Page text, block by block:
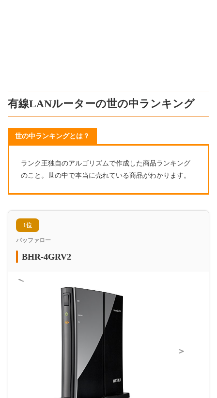
有線LANルーターの世の中ランキング
世の中ランキングとは？
ランク王独自のアルゴリズムで作成した商品ランキング
のこと。世の中で本当に売れている商品がわかります。
1位
バッファロー
BHR-4GRV2
＜
＞